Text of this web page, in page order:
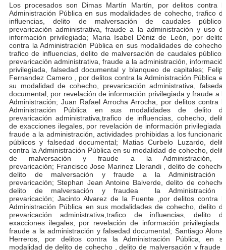
Los procesados son Dimas Martín Martín, por delitos contra
Administración Pública en sus modalidades de cohecho, trafico
influencias, delito de malversación de caudales
prevaricación administrativa, fraude a la administración y uso
información privilegiada; Maria Isabel Déniz de León, por
contra la Administración Pública en sus modalidades de cohecho
trafico de influencias, delito de malversación de caudales
prevaricación administrativa, fraude a la administración,
privilegiada, falsedad documental y blanqueo de capitales;
Fernandez Camero , por delitos contra la Administración Pública
su modalidad de cohecho, prevaricación administrativa,
documental, por revelación de información privilegiada y fraude a
Administración; Juan Rafael Arrocha Arrocha, por delitos contra
Administración Pública en sus modalidades de delito
prevaricación administrativa,trafico de influencias, cohecho,
de exacciones ilegales, por revelación de información privilegiada
fraude a la administración, actividades prohibidas a los
públicos y falsedad documental; Matias Curbelo Luzardo,
contra la Administración Pública en su modalidad de cohecho,
de malversación y fraude a la Administración,
prevaricación; Francisco Jose Marinez Llerandi , delito de
delito de malversación y fraude a la Administración
prevaricación; Stephan Jean Antoine Balverde, delito de
delito de malversación y fraudea la Administración
prevaricación; Jacinto Alvarez de la Fuente ,por delitos contra
Administración Pública en sus modalidades de cohecho, delito
prevaricación administrativa,trafico de influencias, delito
exacciones ilegales, por revelación de información privilegiada
fraude a la administración y falsedad documental; Santiago
Herreros, por delitos contra la Administración Pública, en
modalidad de delito de cohecho , delito de malversación y fraude